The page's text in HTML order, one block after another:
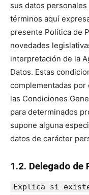
sus datos
términos aquí
presente Política de
novedades
interpretación de la
Datos. Estas
complementadas por
las Condiciones
para determinados
supone alguna
datos de carácter
1.2. Delegado
Explica si